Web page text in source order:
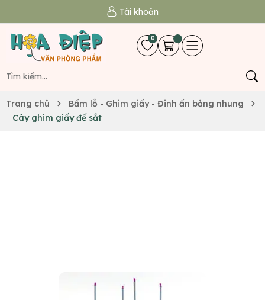
Tài khoản
0
Trang chủ
Bấm lỗ - Ghim giấy - Đinh ấn bảng nhung
Cây ghim giấy đế sắt